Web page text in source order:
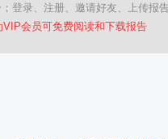
登录、注册、邀请好友、上传报
VIP会员可免费阅读和下载报告